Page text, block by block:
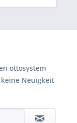
ottosystem
Neuigkeit